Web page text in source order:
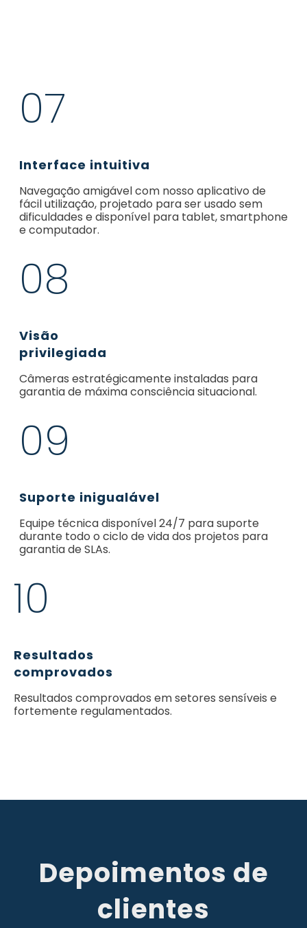
07
Interface intuitiva
Navegação amigável com nosso aplicativo de
fácil utilização, projetado para ser usado sem
dificuldades e disponível para tablet, smartphone
e computador.
08
Visão
privilegiada
Câmeras estratégicamente instaladas para
garantia de máxima consciência situacional.
09
Suporte inigualável
Equipe técnica disponível 24/7 para suporte
durante todo o ciclo de vida dos projetos para
garantia de SLAs.
10
Resultados
comprovados
Resultados comprovados em setores sensíveis e
fortemente regulamentados.
Depoimentos de
clientes